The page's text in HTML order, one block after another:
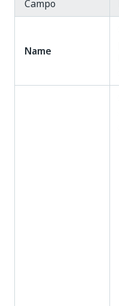
Campo
Name